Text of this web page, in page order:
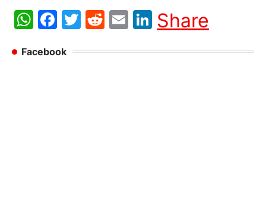
WhatsApp
Facebook
Twitter
Reddit
EmailLinkedIn
Share
Facebook